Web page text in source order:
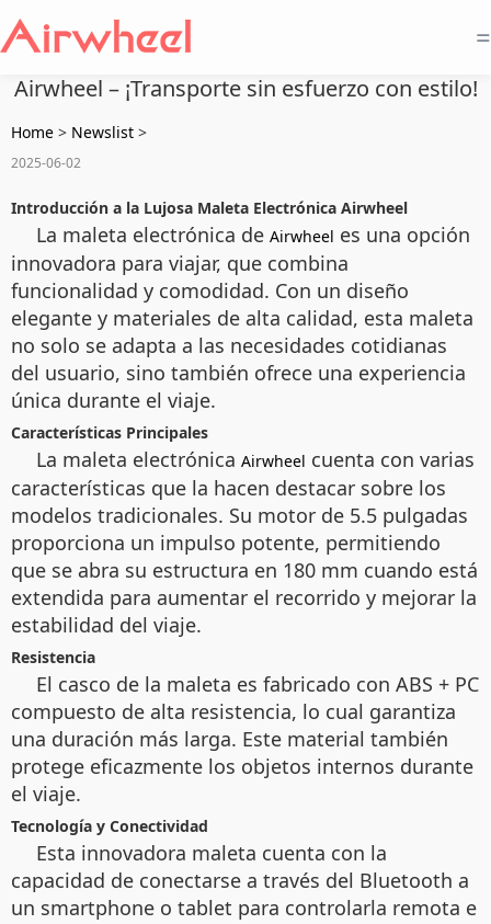
=
Airwheel – ¡Transporte sin esfuerzo con estilo!
Home > Newslist >
2025-06-02
Introducción a la Lujosa Maleta Electrónica Airwheel
La maleta electrónica de Airwheel es una opción
innovadora para viajar, que combina
funcionalidad y comodidad. Con un diseño
elegante y materiales de alta calidad, esta maleta
no solo se adapta a las necesidades cotidianas
del usuario, sino también ofrece una experiencia
única durante el viaje.
Características Principales
La maleta electrónica Airwheel cuenta con varias
características que la hacen destacar sobre los
modelos tradicionales. Su motor de 5.5 pulgadas
proporciona un impulso potente, permitiendo
que se abra su estructura en 180 mm cuando está
extendida para aumentar el recorrido y mejorar la
estabilidad del viaje.
Resistencia
El casco de la maleta es fabricado con ABS + PC
compuesto de alta resistencia, lo cual garantiza
una duración más larga. Este material también
protege eficazmente los objetos internos durante
el viaje.
Tecnología y Conectividad
Esta innovadora maleta cuenta con la
capacidad de conectarse a través del Bluetooth a
un smartphone o tablet para controlarla remota e